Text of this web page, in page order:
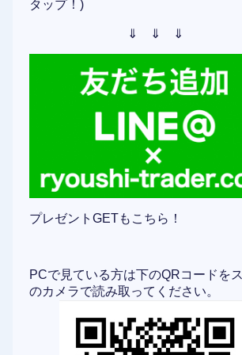
タップ！)
⇓ ⇓ ⇓
プレゼントGETもこちら！
PCで見ている方は下のQRコードを
のカメラで読み取ってください。